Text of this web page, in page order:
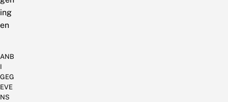
ing
en
ANB
I
GEG
EVE
NS